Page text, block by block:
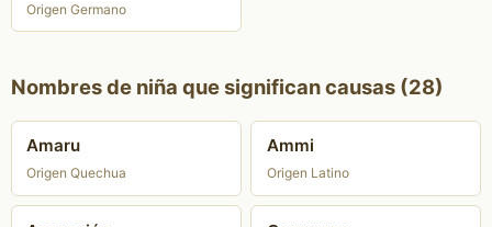
Origen Germano
Nombres de niña que significan causas (28)
Amaru
Origen Quechua
Ammi
Origen Latino